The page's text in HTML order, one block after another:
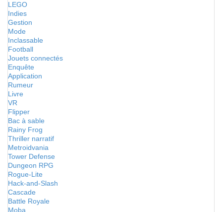
LEGO
Indies
Gestion
Mode
Inclassable
Football
Jouets connectés
Enquête
Application
Rumeur
Livre
VR
Flipper
Bac à sable
Rainy Frog
Thriller narratif
Metroidvania
Tower Defense
Dungeon RPG
Rogue-Lite
Hack-and-Slash
Cascade
Battle Royale
Moba